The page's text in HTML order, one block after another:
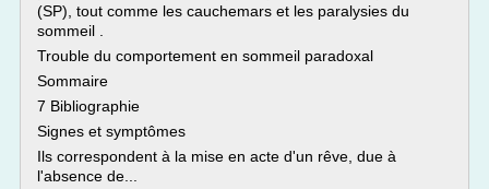
(SP), tout comme les cauchemars et les paralysies du
sommeil .
Trouble du comportement en sommeil paradoxal
Sommaire
7 Bibliographie
Signes et symptômes
Ils correspondent à la mise en acte d'un rêve, due à
l'absence de...